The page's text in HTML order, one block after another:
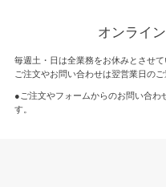
オンライ
毎週土・日は全業務をお休みとさせ
ご注文やお問い合わせは翌営業日のご
●ご注文やフォームからのお問い合わ
す。